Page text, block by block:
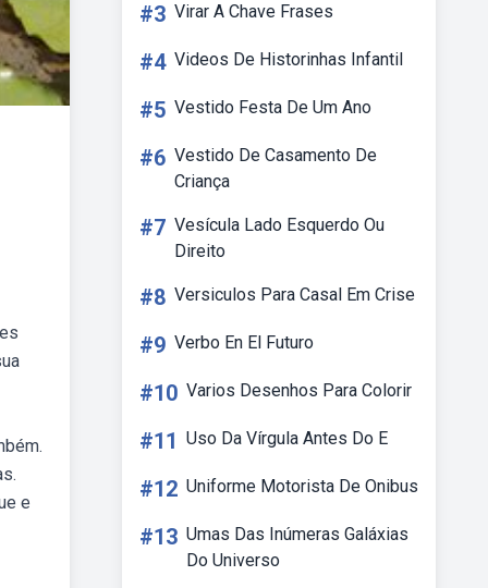
e
#3 Virar A Chave Frases
#4 Videos De Historinhas Infantil
#5 Vestido Festa De Um Ano
#6 Vestido De Casamento De
Criança
#7 Vesícula Lado Esquerdo Ou
Direito
#8 Versiculos Para Casal Em Crise
#9 Verbo En El Futuro
#10 Varios Desenhos Para Colorir
#11 Uso Da Vírgula Antes Do E
#12 Uniforme Motorista De Onibus
#13 Umas Das Inúmeras Galáxias
Do Universo